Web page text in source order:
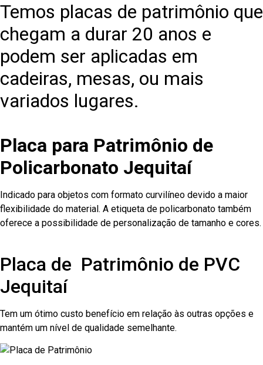
Temos placas de patrimônio que
chegam a durar 20 anos e
podem ser aplicadas em
cadeiras, mesas, ou mais
variados lugares.
Placa para Patrimônio de
Policarbonato Jequitaí
Indicado para objetos com formato curvilíneo devido a maior
flexibilidade do material. A etiqueta de policarbonato também
oferece a possibilidade de personalização de tamanho e cores.
Placa de Patrimônio de PVC
Jequitaí
Tem um ótimo custo benefício em relação às outras opções e
mantém um nível de qualidade semelhante.